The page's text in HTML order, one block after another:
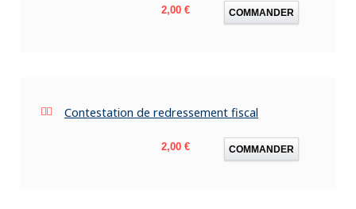
Prix
2,00 € COMMANDER
Contestation de redressement fiscal
Prix
2,00 € COMMANDER